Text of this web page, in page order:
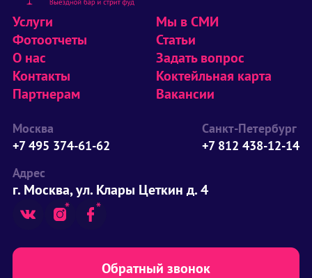
Услуги
Фотоотчеты
О нас
Контакты
Партнерам
Мы в СМИ
Статьи
Задать вопрос
Коктейльная карта
Вакансии
Москва
+7 495 374-61-62
Санкт-Петербург
+7 812 438-12-14
Адрес
г. Москва, ул. Клары Цеткин д. 4
Обратный звонок